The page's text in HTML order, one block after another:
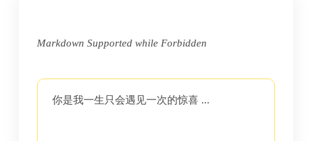
Markdown Supported whileForbidden
你是我一生只会遇见一次的惊喜 ...